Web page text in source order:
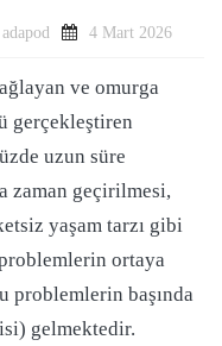
adapod 4 Mart 2026
ve omurga
gerçekleştiren
uzun süre
zaman geçirilmesi,
yaşam tarzı gibi
ortaya
problemlerin başında
gelmektedir.